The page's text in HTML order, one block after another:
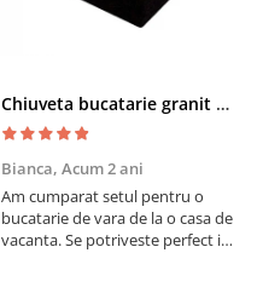
Chiuveta bucatarie granit cu finisaj negru perlat/cupru Steingran Art Copper cu dozator si baterie Quadron
Bianca, Acum 2 ani
Am cumparat setul pentru o
bucatarie de vara de la o casa de
vacanta. Se potriveste perfect in